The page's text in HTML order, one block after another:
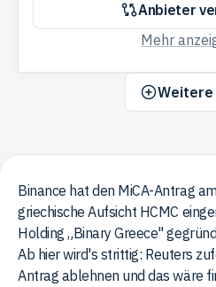
Anbieter
Mehr
Binance hat den MiCA-Antrag
griechische Aufsicht HCMC
Holding „Binary Greece"
Ab hier wird's strittig: Reuters
Antrag ablehnen und das wäre